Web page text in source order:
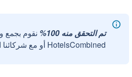
تم التحقق منه 100%
نقوم بجمع
HotelsCombined أو مع شركائنا الخارجيين الموثوقين.